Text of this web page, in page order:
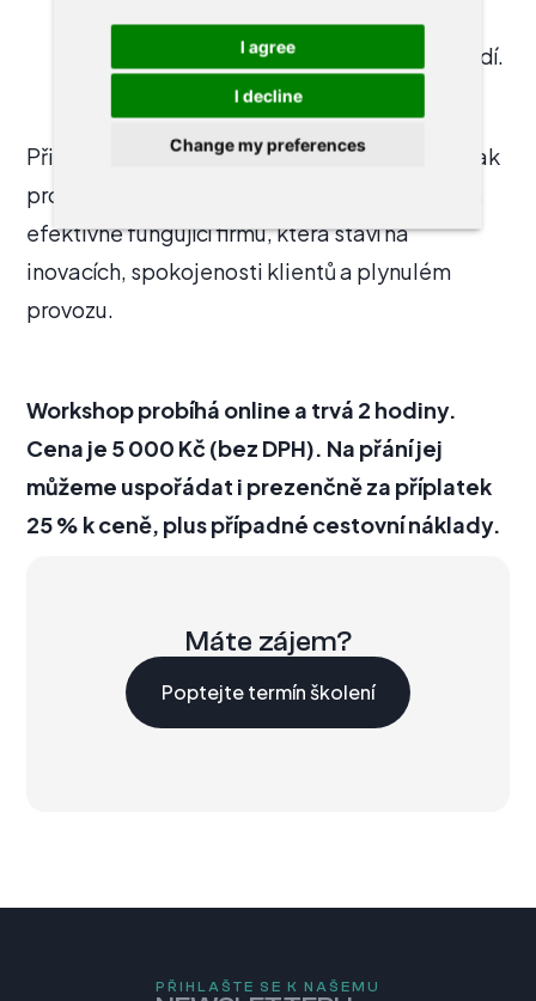
I agree
I decline
Change my preferences
strategie pro úspěšné fungování v
dynamicky se vyvíjejícím právním prostředí.
Přidejte se k nám a získejte jasnou strategii, jak
proměnit svou advokátní kancelář v moderní a
efektivně fungující firmu, která staví na
inovacích, spokojenosti klientů a plynulém
provozu.
Workshop probíhá online a trvá 2 hodiny.
Cena je 5 000 Kč (bez DPH). Na přání jej
můžeme uspořádat i prezenčně za příplatek
25 % k ceně, plus případné cestovní náklady.
Máte zájem?
Poptejte termín školení
PŘIHLAŠTE SE K NAŠEMU